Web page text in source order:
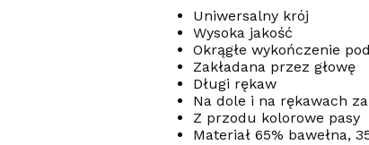
Uniwersalny krój
Wysoka jakość
Okrągłe wykończenie
Zakładana przez głowę
Długi rękaw
Na dole i na rękawach
Z przodu kolorowe pasy
Materiał 65% bawełna,